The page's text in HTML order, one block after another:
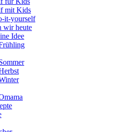
mit Kids
it-yourself
wir heute
Idee